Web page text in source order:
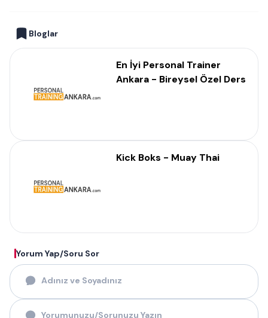
Bloglar
En İyi Personal Trainer
Ankara - Bireysel Özel Ders
Kick Boks - Muay Thai
Yorum Yap/Soru Sor